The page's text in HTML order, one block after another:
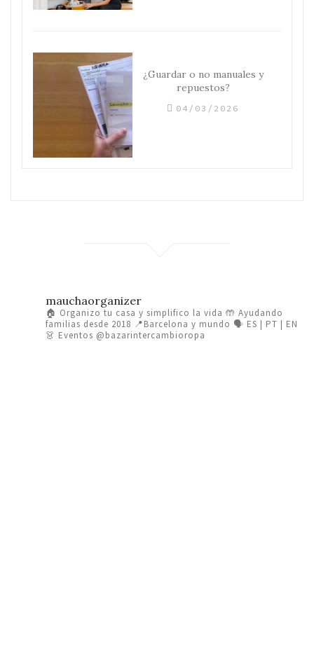
¿Guardar o no manuales y
repuestos?
04/03/2026
mauchaorganizer
🏠 Organizo tu casa y simplifico la vida 🤲 Ayudando
familias desde 2018 📍Barcelona y mundo 🗣️ ES | PT | EN
👗 Eventos @bazarintercambioropa